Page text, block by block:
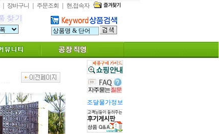
｜ 장바구니 ｜ 주문조회 ｜ 현,접속자
조달물가정보